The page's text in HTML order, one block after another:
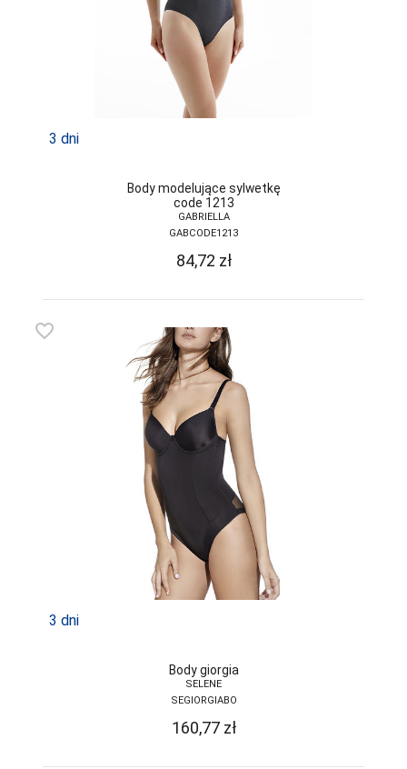
JULIMEX
KAROLINKA
KINGA
KONRAD
KOSTAR
LAMA
LAPINEE
LAYDI
LEVANTE
LIVCO
CORSETTI
FASHION
LORES
LOTTO
LUNA
M-MAX
MA-RIA
MAGNETIS
3 dni
Body modelujące sylwetkę
code 1213
GABRIELLA
GABCODE1213
84,72 zł
favorite_border
3 dni
Body giorgia
SELENE
SEGIORGIABO
160,77 zł